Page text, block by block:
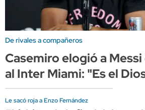
De rivales a compañeros
Casemiro elogió a
al Inter Miami: "Es el
Le sacó roja a Enzo Fernández